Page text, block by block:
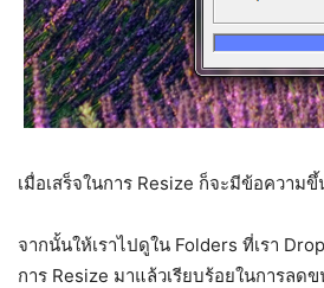
เมื่อเสร็จในการ Resize ก็จะมีข้อความขึ้
จากนั้นให้เราไปดูใน Folders ที่เรา
การ Resize มาแล้วเรียบร้อยในการลด